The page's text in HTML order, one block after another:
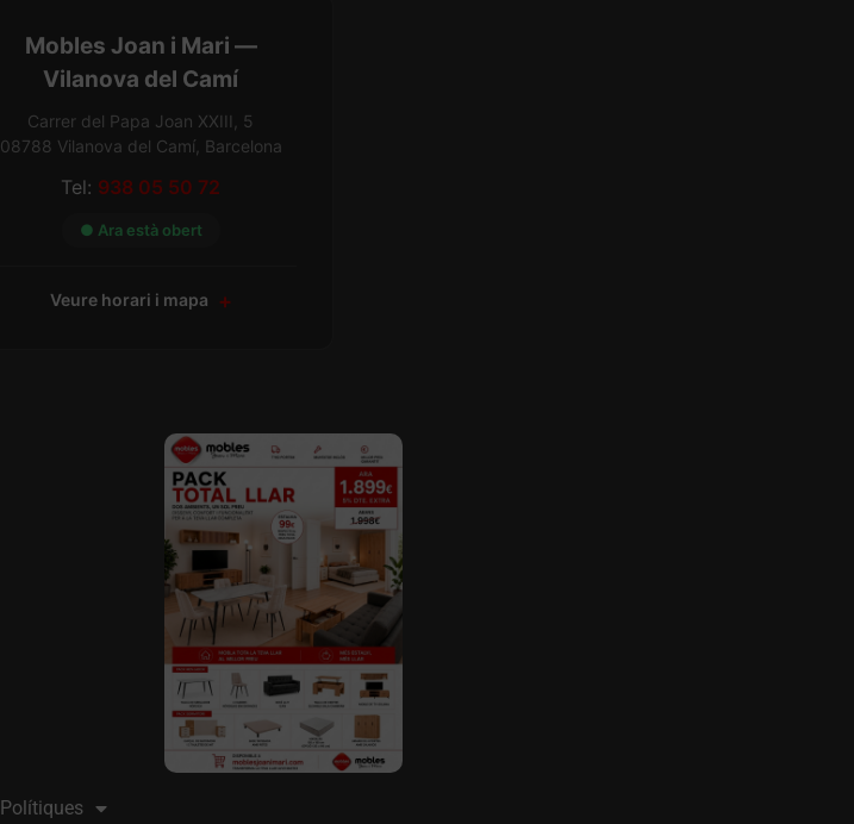
Mobles Joan i Mari —
Vilanova del Camí
Carrer del Papa Joan XXIII, 5
08788 Vilanova del Camí, Barcelona
Tel: 938 05 50 72
● Ara està obert
Veure horari i mapa
Polítiques